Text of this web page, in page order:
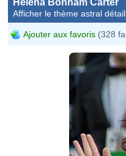
Afficher le thème astral
Ajouter aux favoris (328